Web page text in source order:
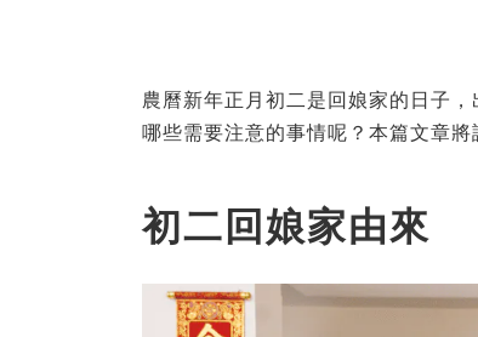
農曆新年正月初二是回娘家的日子
哪些需要注意的事情呢？本篇文章
初二回娘家由來